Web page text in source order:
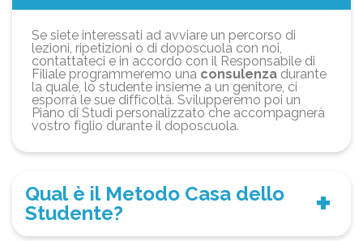
Se siete interessati ad avviare un percorso di
lezioni, ripetizioni o di doposcuola con noi,
contattateci e in accordo con il Responsabile di
Filiale programmeremo una consulenza durante
la quale, lo studente insieme a un genitore, ci
esporrà le sue difficoltà. Svilupperemo poi un
Piano di Studi personalizzato che accompagnerà
vostro figlio durante il doposcuola.
Qual è il Metodo Casa dello
Studente?